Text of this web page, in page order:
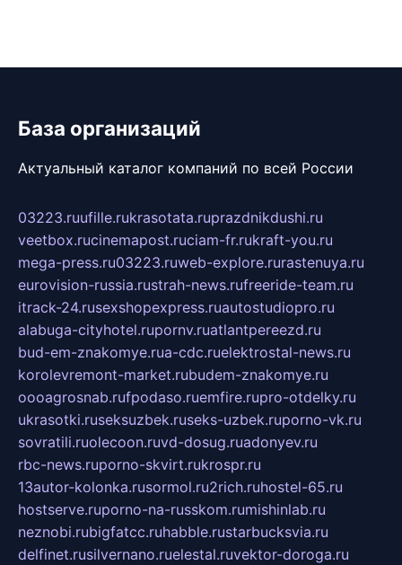
База организаций
Актуальный каталог компаний по всей России
03223.ruufille.rukrasotata.ruprazdnikdushi.ru
veetbox.rucinemapost.ruciam-fr.rukraft-you.ru
mega-press.ru03223.ruweb-explore.rurastenuya.ru
eurovision-russia.rustrah-news.rufreeride-team.ru
itrack-24.rusexshopexpress.ruautostudiopro.ru
alabuga-cityhotel.rupornv.ruatlantpereezd.ru
bud-em-znakomye.rua-cdc.ruelektrostal-news.ru
korolevremont-market.rubudem-znakomye.ru
oooagrosnab.rufpodaso.ruemfire.rupro-otdelky.ru
ukrasotki.ruseksuzbek.ruseks-uzbek.ruporno-vk.ru
sovratili.ruolecoon.ruvd-dosug.ruadonyev.ru
rbc-news.ruporno-skvirt.rukrospr.ru
13autor-kolonka.rusormol.ru2rich.ruhostel-65.ru
hostserve.ruporno-na-russkom.rumishinlab.ru
neznobi.rubigfatcc.ruhabble.rustarbucksvia.ru
delfinet.rusilvernano.ruelestal.ruvektor-doroga.ru